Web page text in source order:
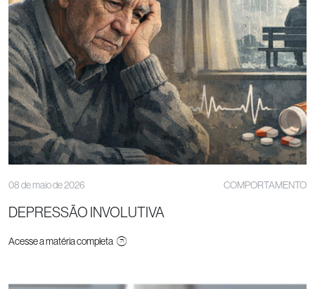
08 de maio de 2026 COMPORTAMENTO
DEPRESSÃO INVOLUTIVA
Acesse a matéria completa